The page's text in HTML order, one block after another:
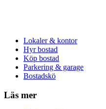
Lokaler & kontor
Hyr bostad
Köp bostad
Parkering & garage
Bostadskö
Läs mer